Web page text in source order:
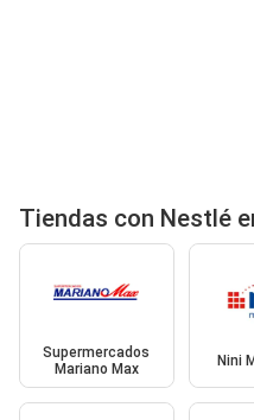
Tiendas con Nestlé
Supermercados
Mariano Max
Nini